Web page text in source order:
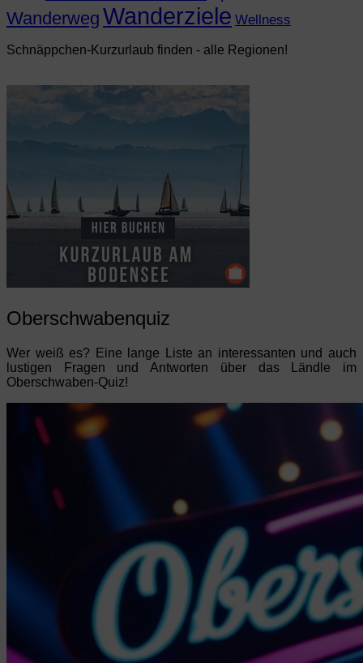
Wanderweg Wanderziele Wellness
Schnäppchen-Kurzurlaub finden - alle Regionen!
Oberschwabenquiz
Wer weiß es? Eine lange Liste an interessanten und auch
lustigen Fragen und Antworten über das Ländle im
Oberschwaben-Quiz!